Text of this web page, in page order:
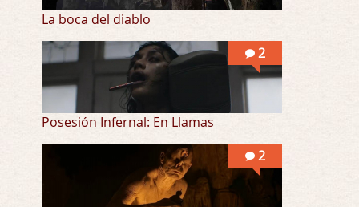
La boca del diablo
2
Posesión Infernal: En Llamas
2